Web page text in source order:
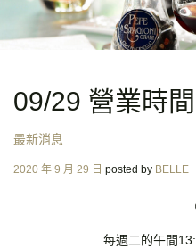
09/29 營業時
最新消息
Posted
2020 年 9 月 29 日 posted by BELLE
每週二的午間